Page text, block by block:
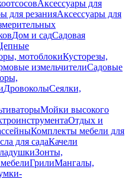
Аксессуары для
для резанияАксессуары для
Дом и садСадовая
мотоблокиКусторезы,
измельчителиСадовые
ДровоколыСеялки,
Мойки высокого
Отдых и
Комплекты мебели для
для садаКачели
Зонты,
ГрилиМангалы,